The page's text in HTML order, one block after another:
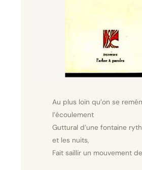
Au plus loin qu’on se
l’écoulement
Guttural d’une fontaine
et les nuits,
Fait saillir un mouvement